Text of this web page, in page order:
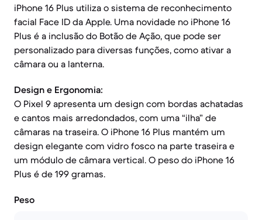
iPhone 16 Plus utiliza o sistema de reconhecimento
facial Face ID da Apple. Uma novidade no iPhone 16
Plus é a inclusão do Botão de Ação, que pode ser
personalizado para diversas funções, como ativar a
câmara ou a lanterna.
Design e Ergonomia:
O Pixel 9 apresenta um design com bordas achatadas
e cantos mais arredondados, com uma “ilha” de
câmaras na traseira. O iPhone 16 Plus mantém um
design elegante com vidro fosco na parte traseira e
um módulo de câmara vertical. O peso do iPhone 16
Plus é de 199 gramas.
Peso